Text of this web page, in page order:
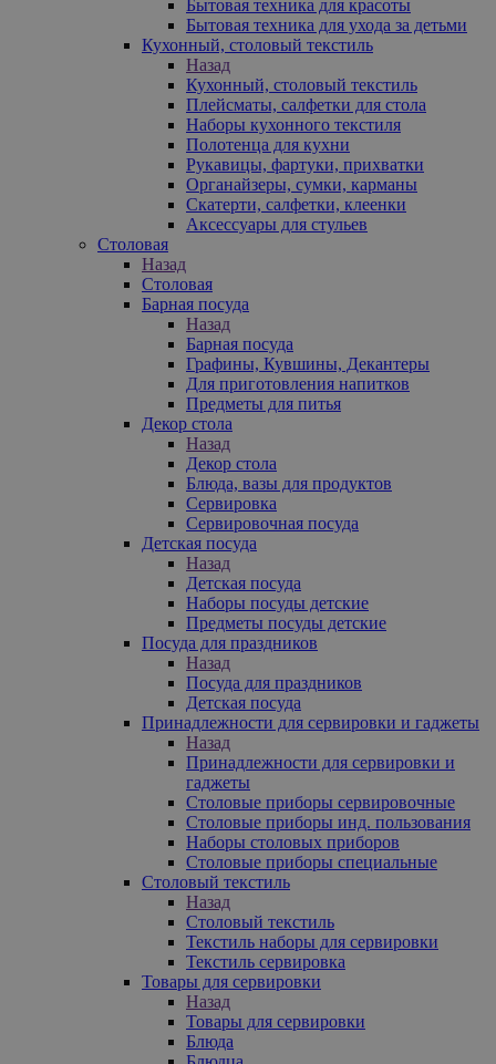
Бытовая техника для красоты
Бытовая техника для ухода за детьми
Кухонный, столовый текстиль
Назад
Кухонный, столовый текстиль
Плейсматы, салфетки для стола
Наборы кухонного текстиля
Полотенца для кухни
Рукавицы, фартуки, прихватки
Органайзеры, сумки, карманы
Скатерти, салфетки, клеенки
Аксессуары для стульев
Столовая
Назад
Столовая
Барная посуда
Назад
Барная посуда
Графины, Кувшины, Декантеры
Для приготовления напитков
Предметы для питья
Декор стола
Назад
Декор стола
Блюда, вазы для продуктов
Сервировка
Сервировочная посуда
Детская посуда
Назад
Детская посуда
Наборы посуды детские
Предметы посуды детские
Посуда для праздников
Назад
Посуда для праздников
Детская посуда
Принадлежности для сервировки и гаджеты
Назад
Принадлежности для сервировки и
гаджеты
Столовые приборы сервировочные
Столовые приборы инд. пользования
Наборы столовых приборов
Столовые приборы специальные
Столовый текстиль
Назад
Столовый текстиль
Текстиль наборы для сервировки
Текстиль сервировка
Товары для сервировки
Назад
Товары для сервировки
Блюда